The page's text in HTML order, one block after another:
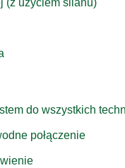
do wszystkich
połączenie